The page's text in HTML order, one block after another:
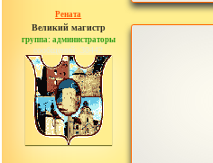
Рената
Великий магистр
группа: администраторы
сообщений: 30442